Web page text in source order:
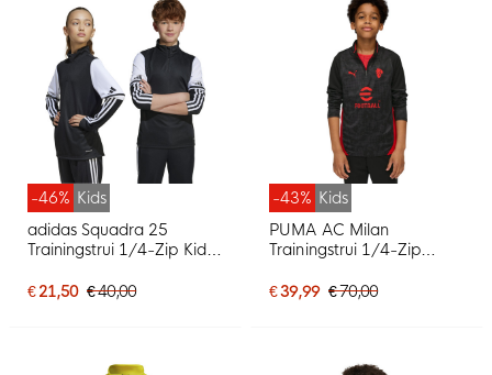
-46% Kids
adidas Squadra 25
Trainingstrui 1/4-Zip Kids
€ 21,50 € 40,00
-43% Kids
PUMA AC Milan
Trainingstrui 1/4-Zip
Rood
€ 39,99 € 70,00